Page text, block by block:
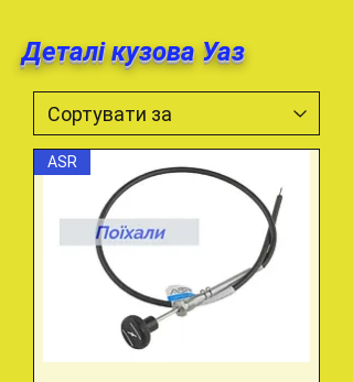
Деталі кузова Уаз
ASR